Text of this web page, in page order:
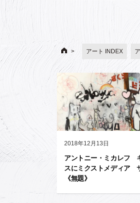
アート INDEX
2018年12月13日
アントニー・ミカレフ
スにミクストメディア
《無題》